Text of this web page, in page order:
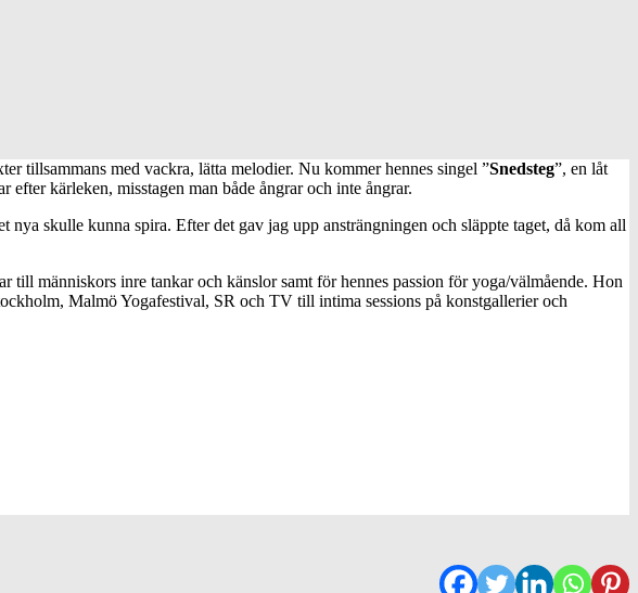
tillsammans med vackra, lätta melodier. Nu kommer hennes singel ”Snedsteg”, en låt
efter kärleken, misstagen man både ångrar och inte ångrar.
nya skulle kunna spira. Efter det gav jag upp ansträngningen och släppte taget, då kom all
till människors inre tankar och känslor samt för hennes passion för yoga/välmående. Hon
Malmö Yogafestival, SR och TV till intima sessions på konstgallerier och